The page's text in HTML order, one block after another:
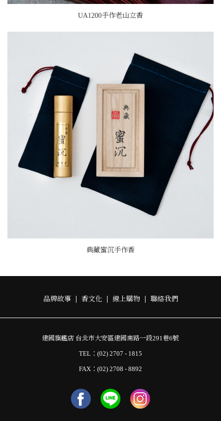
UA1200手作老山立香
典藏蜜沉手作香
品牌故事 香文化 線上購物 聯絡我們
建國旗艦店 台北市大安區建國南路一段291巷6號
TEL：(02) 2707 - 1815
FAX：(02) 2708 - 8892